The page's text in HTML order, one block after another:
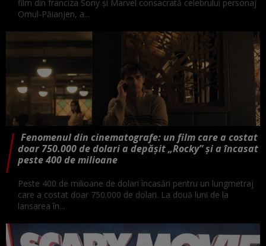
film din franciza Sony şi Marvel consacrată celebrului personaj
Omul-Păianjen, a...
Fenomenul din cinematografe: un film care a costat
doar 750.000 de dolari a depășit „Rocky” și a încasat
peste 400 de milioane
Peste 400 de milioane de dolari încasări pentru un lungmetraj
care a costat doar 750.000 de dolari. La două luni de la
lansarea în...